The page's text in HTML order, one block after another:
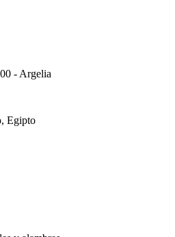
- Argelia
Egipto